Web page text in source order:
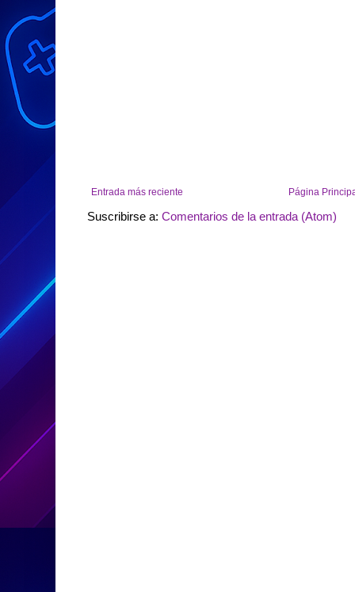
Entrada más reciente Página
Suscribirse a: Comentarios de la entrada (Atom)